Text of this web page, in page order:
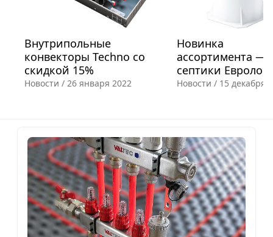
Внутрипольные
конвекторы Techno со
скидкой 15%
Новости / 26 января 2022
Новинка
ассортимента —
септики Евролос
Новости / 15 декабря